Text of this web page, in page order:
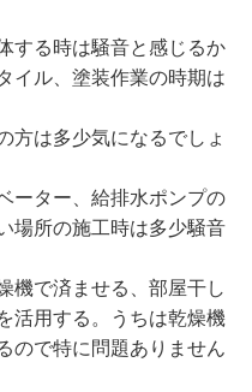
する時は騒音と感じるか
イル、塗装作業の時期は
方は多少気になるでしょ
ーター、給排水ポンプの
場所の施工時は多少騒音
機で済ませる、部屋干し
活用する。うちは乾燥機
ので特に問題ありません